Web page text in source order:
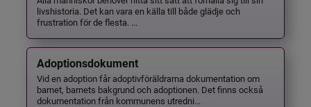
livshistoria. Det kan vara en källa till både glädje och
frustration för de flesta. ...
Adoptionsdokument
Vid en adoption får adoptivföräldrarna dokumentation om
barnet, barnets bakgrund och adoptionen. Det finns också
dokumentation från kommunens utredni...